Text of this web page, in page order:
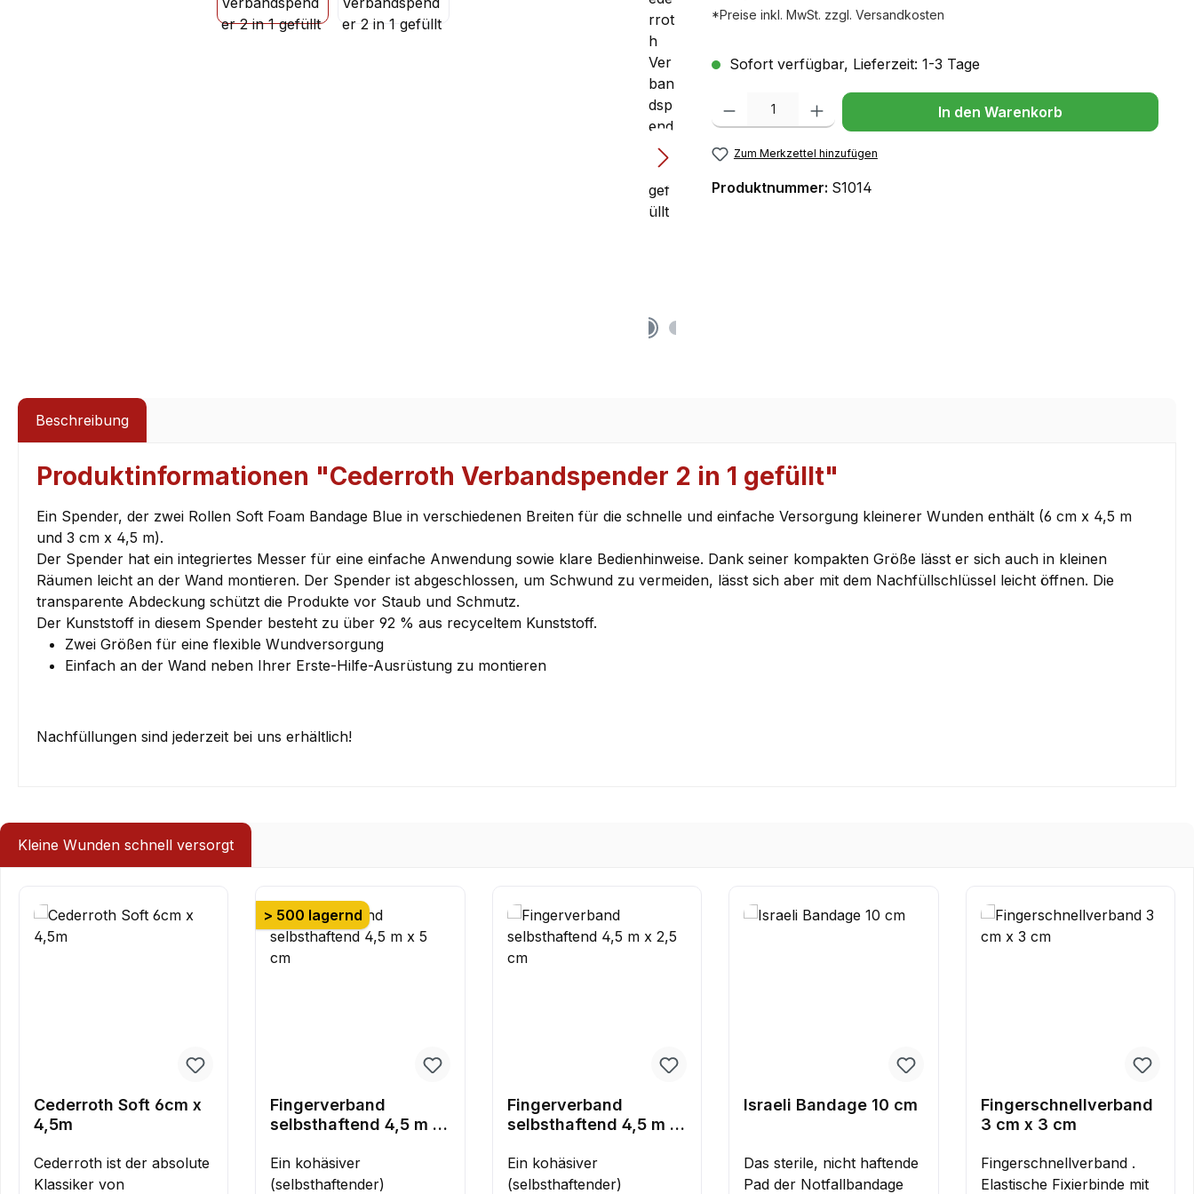
*Preise inkl. MwSt. zzgl. Versandkosten
Sofort verfügbar, Lieferzeit: 1-3 Tage
Produkt Anzahl: Gib den gewünschten Wert ein oder benutze die Schaltflächen
In den Warenkorb
Zum Merkzettel hinzufügen
Produktnummer: S1014
Beschreibung
Produktinformationen "Cederroth Verbandspender 2 in 1 gefüllt"
Ein Spender, der zwei Rollen Soft Foam Bandage Blue in verschiedenen Breiten für die schnelle und einfache Versorgung kleinerer Wunden enthält (6 cm x 4,5 m
und 3 cm x 4,5 m).
Der Spender hat ein integriertes Messer für eine einfache Anwendung sowie klare Bedienhinweise. Dank seiner kompakten Größe lässt er sich auch in kleinen
Räumen leicht an der Wand montieren. Der Spender ist abgeschlossen, um Schwund zu vermeiden, lässt sich aber mit dem Nachfüllschlüssel leicht öffnen. Die
transparente Abdeckung schützt die Produkte vor Staub und Schmutz.
Der Kunststoff in diesem Spender besteht zu über 92 % aus recyceltem Kunststoff.
Zwei Größen für eine flexible Wundversorgung
Einfach an der Wand neben Ihrer Erste-Hilfe-Ausrüstung zu montieren
Nachfüllungen sind jederzeit bei uns erhältlich!
Kleine Wunden schnell versorgt
Cederroth Soft 6cm x
4,5m
Cederroth ist der absolute
Klassiker von
> 500 lagernd
Fingerverband
selbsthaftend 4,5 m x
Ein kohäsiver
(selbsthaftender)
Fingerverband
selbsthaftend 4,5 m x
Ein kohäsiver
(selbsthaftender)
Israeli Bandage 10 cm
Das sterile, nicht haftende
Pad der Notfallbandage
Fingerschnellverband
3 cm x 3 cm
Fingerschnellverband .
Elastische Fixierbinde mit